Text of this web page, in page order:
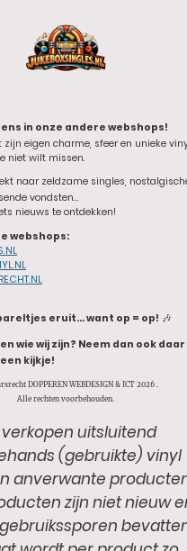
in onze andere webshops!
zijn eigen charme, sfeer en unieke
niet wilt missen.
naar zeldzame singles,
vondsten…
nieuws te ontdekken!
webshops:
eruit… want op = op! 🎶
wie wij zijn? Neem dan ook daar
kijkje!
DOPPEREN WEBDESIGN & ICT 2026 .
Alle rechten voorbehouden.
verkopen uitsluitend
(gebruikte) vinyl
anverwante
zijn niet nieuw